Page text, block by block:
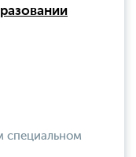
специальном